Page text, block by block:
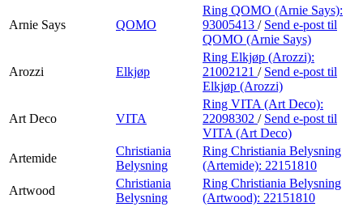
Arnie Says QOMO
Ring QOMO (Arnie Says):
93005413 / Send e-post til
QOMO (Arnie Says)
Arozzi Elkjøp
Ring Elkjøp (Arozzi):
21002121 / Send e-post til
Elkjøp (Arozzi)
Art Deco VITA
Ring VITA (Art Deco):
22098302 / Send e-post til
VITA (Art Deco)
Artemide
Christiania
Belysning
Ring Christiania Belysning
(Artemide): 22151810
Artwood
Christiania
Belysning
Ring Christiania Belysning
(Artwood): 22151810